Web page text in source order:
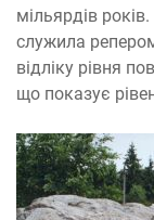
мільярдів
служила
відліку рівня
що показує